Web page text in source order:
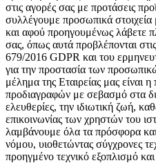
στις αγορές σας με προτάσεις
συλλέγουμε προσωπικά
και αφού προηγουμένως λάβετε
σας, όπως αυτά προβλέπονται
679/2016 GDPR και του
για την προστασία των
μέλημα της Εταιρείας μας
προδιαγραφών με σεβασμό στα
ελευθερίες, την ιδιωτική ζωή,
επικοινωνίας των χρηστών του
λαμβάνουμε όλα τα πρόσφορα
νόμου, υιοθετώντας σύγχρονες
προηγμένο τεχνικό εξοπλισμό